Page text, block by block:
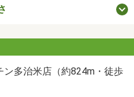
なご決断です。気になる点
い。
るまでご相談をお受けいた
多治米店（約824m・徒歩